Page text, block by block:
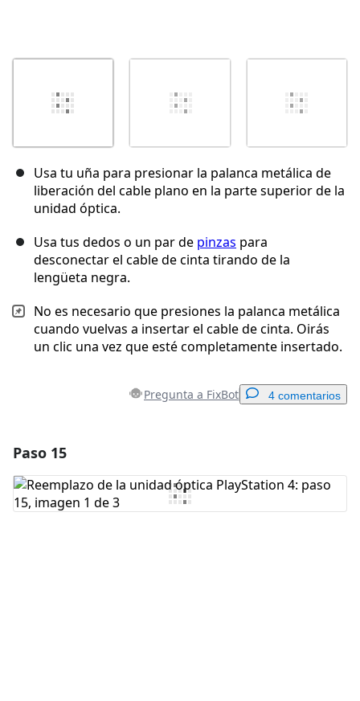
Usa tu uña para presionar la palanca metálica de
liberación del cable plano en la parte superior de la
unidad óptica.
Usa tus dedos o un par de pinzas para
desconectar el cable de cinta tirando de la
lengüeta negra.
No es necesario que presiones la palanca metálica
cuando vuelvas a insertar el cable de cinta. Oirás
un clic una vez que esté completamente insertado.
Pregunta a FixBot 4 comentarios
Agregar Comentario
Paso 15